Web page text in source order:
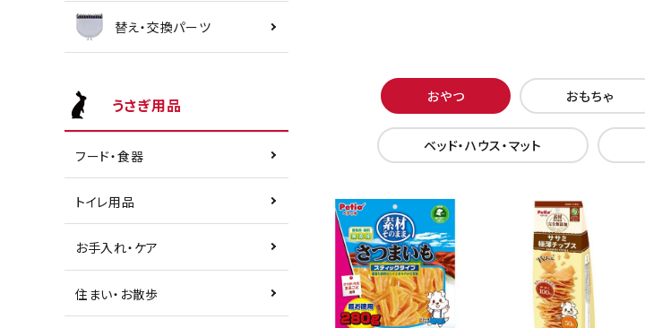
替え・交換パーツ
うさぎ用品
フード・食器
トイレ用品
お手入れ・ケア
住まい・お散歩
おやつ おもちゃ
ベッド・ハウス・マット